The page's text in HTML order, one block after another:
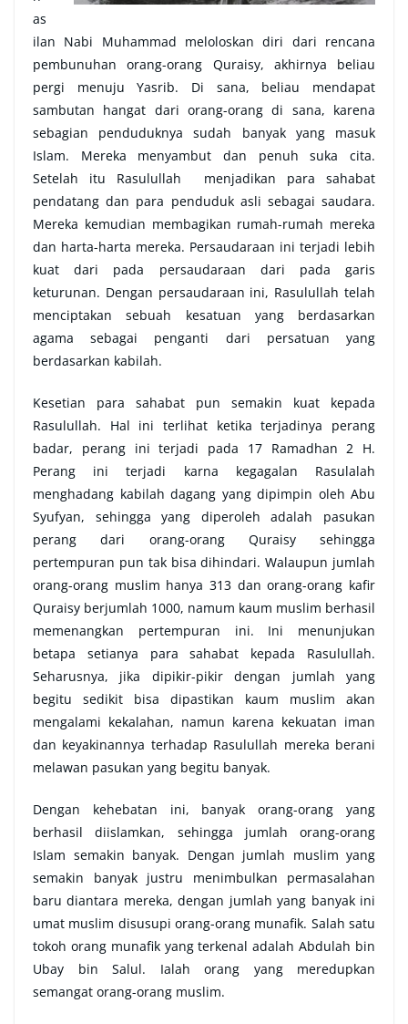
as
ilan Nabi Muhammad meloloskan diri dari rencana
pembunuhan orang-orang Quraisy, akhirnya beliau
pergi menuju Yasrib. Di sana, beliau mendapat
sambutan hangat dari orang-orang di sana, karena
sebagian penduduknya sudah banyak yang masuk
Islam. Mereka menyambut dan penuh suka cita.
Setelah itu Rasulullah menjadikan para sahabat
pendatang dan para penduduk asli sebagai saudara.
Mereka kemudian membagikan rumah-rumah mereka
dan harta-harta mereka. Persaudaraan ini terjadi lebih
kuat dari pada persaudaraan dari pada garis
keturunan. Dengan persaudaraan ini, Rasulullah telah
menciptakan sebuah kesatuan yang berdasarkan
agama sebagai penganti dari persatuan yang
berdasarkan kabilah.
Kesetian para sahabat pun semakin kuat kepada
Rasulullah. Hal ini terlihat ketika terjadinya perang
badar, perang ini terjadi pada 17 Ramadhan 2 H.
Perang ini terjadi karna kegagalan Rasulalah
menghadang kabilah dagang yang dipimpin oleh Abu
Syufyan, sehingga yang diperoleh adalah pasukan
perang dari orang-orang Quraisy sehingga
pertempuran pun tak bisa dihindari. Walaupun jumlah
orang-orang muslim hanya 313 dan orang-orang kafir
Quraisy berjumlah 1000, namum kaum muslim berhasil
memenangkan pertempuran ini. Ini menunjukan
betapa setianya para sahabat kepada Rasulullah.
Seharusnya, jika dipikir-pikir dengan jumlah yang
begitu sedikit bisa dipastikan kaum muslim akan
mengalami kekalahan, namun karena kekuatan iman
dan keyakinannya terhadap Rasulullah mereka berani
melawan pasukan yang begitu banyak.
Dengan kehebatan ini, banyak orang-orang yang
berhasil diislamkan, sehingga jumlah orang-orang
Islam semakin banyak. Dengan jumlah muslim yang
semakin banyak justru menimbulkan permasalahan
baru diantara mereka, dengan jumlah yang banyak ini
umat muslim disusupi orang-orang munafik. Salah satu
tokoh orang munafik yang terkenal adalah Abdulah bin
Ubay bin Salul. Ialah orang yang meredupkan
semangat orang-orang muslim.